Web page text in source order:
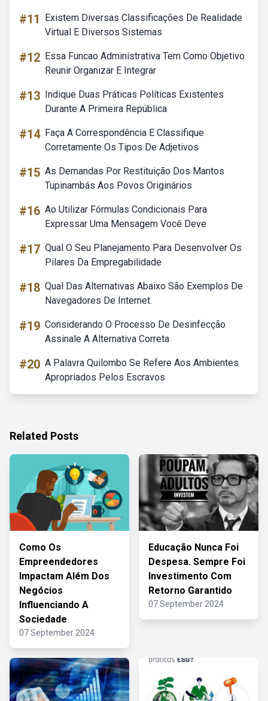
#11
Existem Diversas Classificações De Realidade
Virtual E Diversos Sistemas
#12 Essa Funcao Administrativa Tem Como Objetivo
Reunir Organizar E Integrar
#13 Indique Duas Práticas Políticas Existentes
Durante A Primeira República
#14 Faça A Correspondência E Classifique
Corretamente Os Tipos De Adjetivos
#15 As Demandas Por Restituição Dos Mantos
Tupinambás Aos Povos Originários
#16 Ao Utilizar Fórmulas Condicionais Para
Expressar Uma Mensagem Você Deve
#17 Qual O Seu Planejamento Para Desenvolver Os
Pilares Da Empregabilidade
#18 Qual Das Alternativas Abaixo São Exemplos De
Navegadores De Internet.
#19 Considerando O Processo De Desinfecção
Assinale A Alternativa Correta
#20 A Palavra Quilombo Se Refere Aos Ambientes
Apropriados Pelos Escravos
Related Posts
Como Os
Empreendedores
Impactam Além Dos
Negócios
Influenciando A
Sociedade
07 September 2024
Educação Nunca Foi
Despesa. Sempre Foi
Investimento Com
Retorno Garantido
07 September 2024